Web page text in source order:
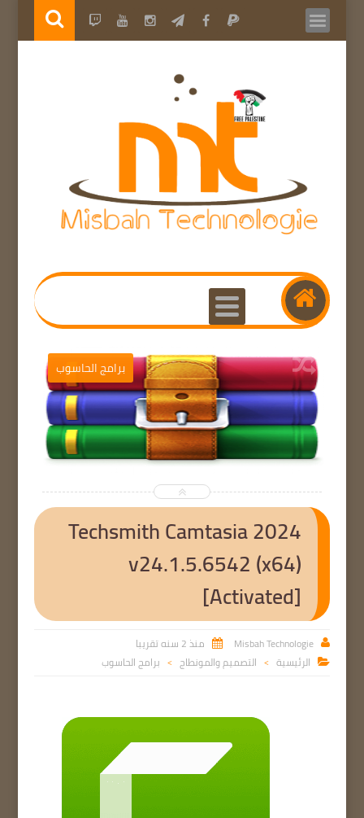
برامج الحاسوب
Techsmith Camtasia 2024
v24.1.5.6542 (x64)
[Activated]

Misbah Technologie
 منذ 2 سنه تقريبا
 الرئيسية > التصميم والمونطاج > برامج الحاسوب